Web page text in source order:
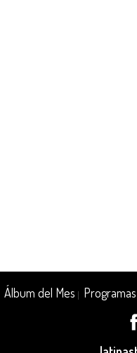
|Álbum del Mes Programas